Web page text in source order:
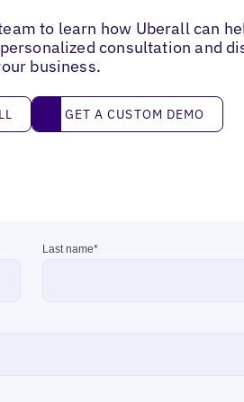
to learn how Uberall can
consultation and
business.
Get a custom demo
GET A CUSTOM DEMO